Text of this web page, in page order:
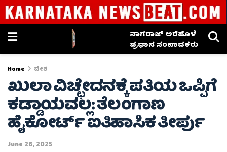
ನಾಗರಾಜ್ ಅರೆಹೊಳೆ
ಪ್ರಧಾನ ಸಂಪಾದಕರು
Home ದೇಶ
ಖುಲಾ ವಿಚ್ಛೇದನಕ್ಕೆ ಪತಿಯ ಒಪ್ಪಿಗೆ
ಕಡ್ಡಾಯವಲ್ಲ: ತೆಲಂಗಾಣ
ಹೈಕೋರ್ಟ್ ಐತಿಹಾಸಿಕ ತೀರ್ಪು
June 26, 2025